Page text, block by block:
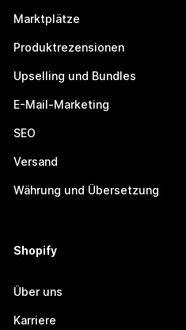
Marktplätze
Produktrezensionen
Upselling und Bundles
E-Mail-Marketing
SEO
Versand
Währung und Übersetzung
Shopify
Über uns
Karriere